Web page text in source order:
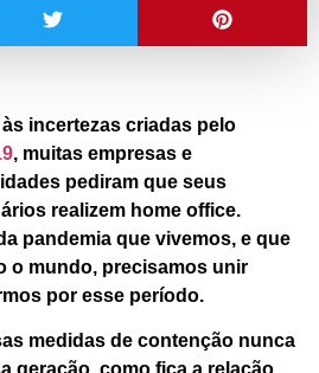
às incertezas criadas pelo
, muitas empresas e
pediram que seus
realizem home office.
pandemia que vivemos, e que
o mundo, precisamos unir
por esse período.
medidas de contenção nunca